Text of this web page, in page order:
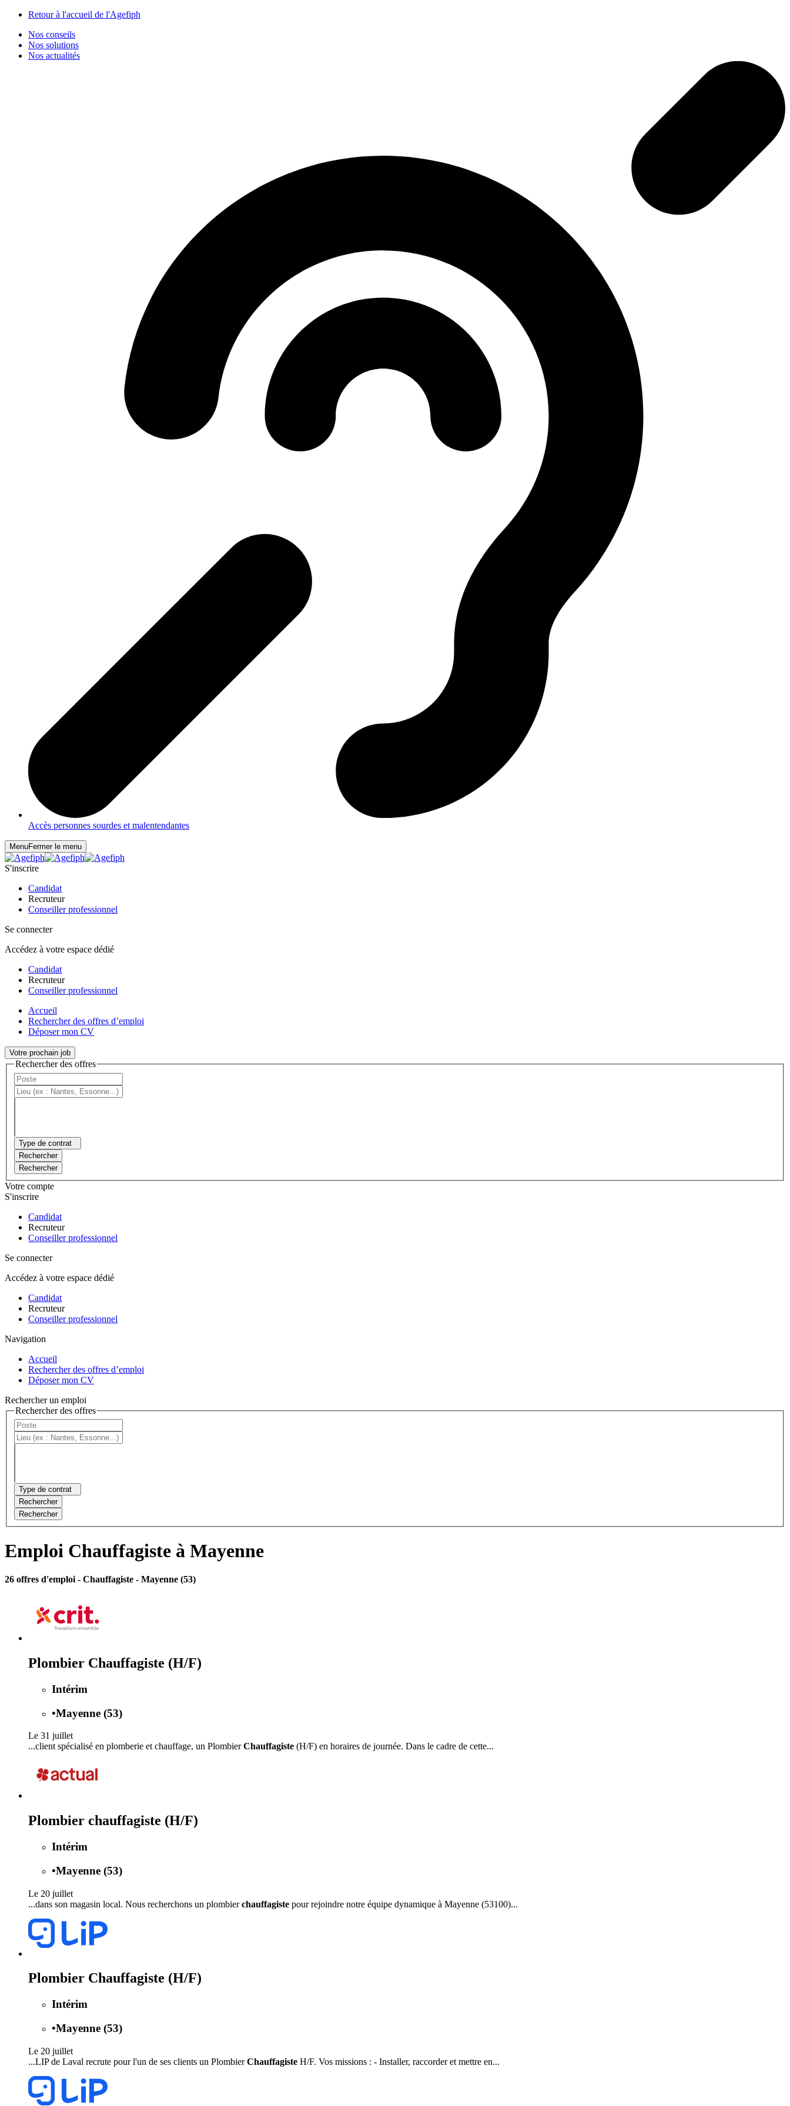
Retour à l'accueil de l'Agefiph
Nos conseils
Nos solutions
Nos actualités
Accès personnes sourdes et malentendantes
MenuFermer le menu
S'inscrire
Candidat
Recruteur
Conseiller professionnel
Se connecter
Accédez à votre espace dédié
Candidat
Recruteur
Conseiller professionnel
Accueil
Rechercher des offres d’emploi
Déposer mon CV
Votre prochain job
Rechercher des offres
Type de contrat
Rechercher
Rechercher
Votre compte
S'inscrire
Candidat
Recruteur
Conseiller professionnel
Se connecter
Accédez à votre espace dédié
Candidat
Recruteur
Conseiller professionnel
Navigation
Accueil
Rechercher des offres d’emploi
Déposer mon CV
Rechercher un emploi
Rechercher des offres
Type de contrat
Rechercher
Rechercher
Emploi Chauffagiste à Mayenne
26 offres d'emploi - Chauffagiste - Mayenne (53)
Plombier Chauffagiste (H/F)
Intérim
•Mayenne (53)
Le 31 juillet
...client spécialisé en plomberie et chauffage, un PlombierChauffagiste (H/F) en horaires de journée. Dans le cadre de cette...
Plombier chauffagiste (H/F)
Intérim
•Mayenne (53)
Le 20 juillet
...dans son magasin local. Nous recherchons un plombierchauffagiste pour rejoindre notre équipe dynamique à Mayenne (53100)...
Plombier Chauffagiste (H/F)
Intérim
•Mayenne (53)
Le 20 juillet
...LIP de Laval recrute pour l'un de ses clients un PlombierChauffagiste H/F. Vos missions : - Installer, raccorder et mettre en...